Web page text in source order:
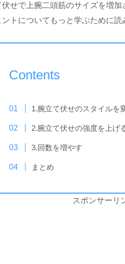
せで上腕二頭筋のサイズを増
トについてもっと学ぶために読
Contents
1.腕立て伏せのスタイルを
2.腕立て伏せの強度を上げ
3.回数を増やす
まとめ
スポンサーリ